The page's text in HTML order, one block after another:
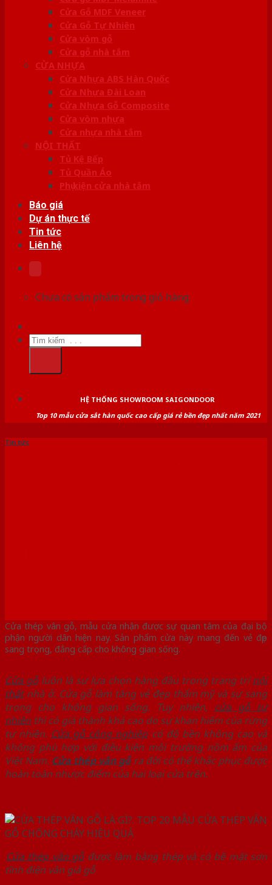
Cửa Gỗ MDF Veneer
Cửa Gỗ Tự Nhiên
Cửa vòm gỗ
Cửa gỗ nhà tắm
CỬA NHỰA
Cửa Nhựa ABS Hàn Quốc
Cửa Nhựa Đài Loan
Cửa Nhựa Gỗ Composite
Cửa vòm nhựa
Cửa nhựa nhà tắm
NỘI THẤT
Tủ Kệ Bếp
Tủ Quần Áo
Phụ kiện cửa nhà tắm
Báo giá
Dự án thực tế
Tin tức
Liên hệ
Chưa có sản phẩm trong giỏ hàng.
Tìm
kiếm:
HỆ THỐNG SHOWROOM SAIGONDOOR
Top 10 mẫu cửa sắt hàn quốc cao cấp giá rẻ bền đẹp nhất năm 2021
Tin tức
Cửa thép vân gỗ, mẫu cửa nhận được sự quan tâm của đại bộ
phận người dân hiện nay. Sản phẩm cửa này mang đến vẻ đẹp
sang trọng, đẳng cấp cho không gian sống.
Cửa gỗluôn là sự lựa chọn hàng đầu trong trang trínội
thấtnhà ở. Cửa gỗ làm tăng vẻ đẹp thẩm mỹ và sự sang
trọng cho không gian sống. Tuy nhiên, cửa gỗ tự
nhiên thì có giá thành khá cao do sự khan hiếm của rừng
tự nhiên. Cửa gỗ công nghiệpcó độ bền không cao và
không phù hợp với điều kiện môi trường nồm ẩm của
Việt Nam. Cửa thép vân gỗ ra đời có thể khắc phục được
hoàn toàn nhược điểm của hai loại cửa trên.
Cửa thép vân gỗđược làm bằng thép và có bề mặt sơn
tĩnh điện vân giả gỗ